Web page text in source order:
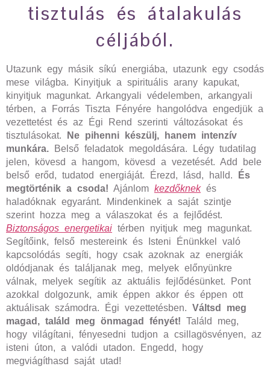
tisztulás és átalakulás
céljából.
Utazunk egy másik síkú energiába, utazunk egy csodás
mese világba. Kinyitjuk a spirituális arany kapukat,
kinyitjuk magunkat. Arkangyali védelemben, arkangyali
térben, a Forrás Tiszta Fényére hangolódva engedjük a
vezettetést és az Égi Rend szerinti változásokat és
tisztulásokat.
Ne pihenni készülj, hanem intenzív
munkára. Belső feladatok megoldására. Légy tudatilag
jelen, kövesd a hangom, kövesd a vezetését. Add bele
belső erőd, tudatod energiáját. Érezd, lásd, halld.
És
megtörténik a csoda! Ajánlom kezdőknekés
haladóknak egyaránt. Mindenkinek a saját szintje
szerint hozza meg a válaszokat és a fejlődést.
Biztonságos energetikai térben nyitjuk meg magunkat.
Segítőink, felső mestereink és Isteni Énünkkel való
kapcsolódás segíti, hogy csak azoknak az energiák
oldódjanak és találjanak meg, melyek előnyünkre
válnak, melyek segítik az aktuális fejlődésünket. Pont
azokkal dolgozunk, amik éppen akkor és éppen ott
aktuálisak számodra. Égi vezettetésben. Váltsd meg
magad, találd meg önmagad fényét! Találd meg,
hogy világítani, fényesedni tudjon a csillagösvényen, az
isteni úton, a valódi utadon. Engedd, hogy
megviágíthasd saját utad!